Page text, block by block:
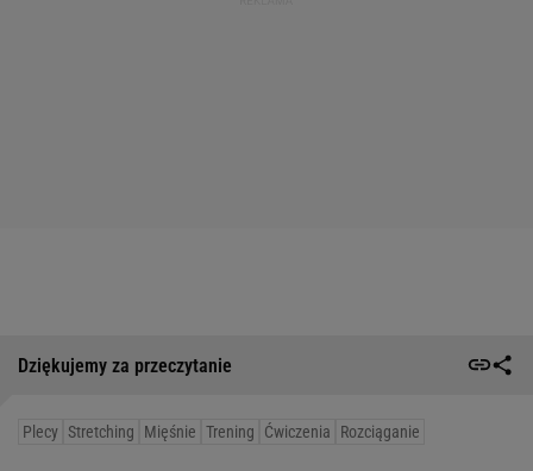
Dziękujemy za przeczytanie
Plecy Stretching Mięśnie Trening Ćwiczenia Rozciąganie